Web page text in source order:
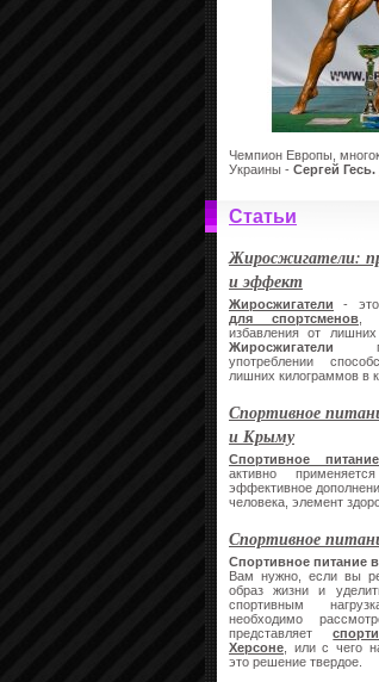
Чемпион Европы,
Украины - Сергей Гесь.
Статьи
Жиросжигатели:
и эффект
Жиросжигатели -
для спортсменов ,
избавления от
Жиросжигатели
употреблении
лишних килограммов в
Спортивное
и Крыму
Спортивное
активно
эффективное
человека, элемент
Спортивное
Спортивное питание
Вам нужно, если вы
образ жизни и
спортивным
необходимо
представляет
Херсоне , или с чего
это решение твердое.